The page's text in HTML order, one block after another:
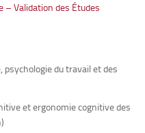
– Validation des Études
psychologie du travail et des
et ergonomie cognitive des